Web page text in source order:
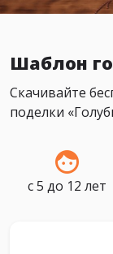
Шаблон
Скачивайте
поделки
с 5 до 12 лет